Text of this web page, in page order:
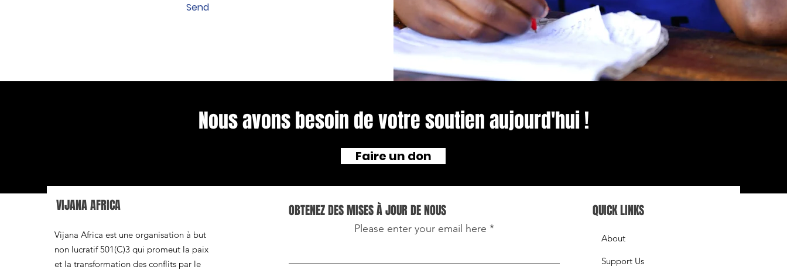
Send
Nous avons besoin de votre soutien aujourd'hui !
Faire un don
VIJANA AFRICA
Vijana Africa est une organisation à but
non lucratif 501(C)3 qui promeut la paix
et la transformation des conflits par le
OBTENEZ DES MISES À JOUR DE NOUS
Please enter your email here
QUICK LINKS
About
Support Us